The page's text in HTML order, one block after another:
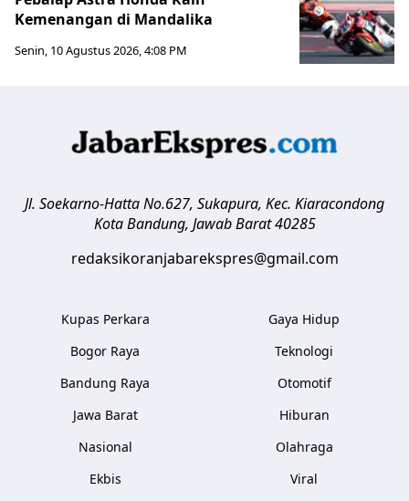
Kemenangan di Mandalika
Senin, 10 Agustus 2026, 4:08 PM
Jl. Soekarno-Hatta No.627, Sukapura, Kec. Kiaracondong
Kota Bandung, Jawab Barat 40285
redaksikoranjabarekspres@gmail.com
Kupas Perkara
Bogor Raya
Bandung Raya
Jawa Barat
Nasional
Ekbis
Gaya Hidup
Teknologi
Otomotif
Hiburan
Olahraga
Viral